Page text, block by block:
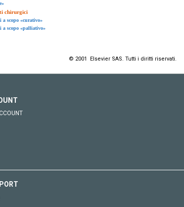
chirurgici
a scopo «curativo»
a scopo «palliativo»
© 2001 Elsevier SAS. Tutti i diritti riservati.